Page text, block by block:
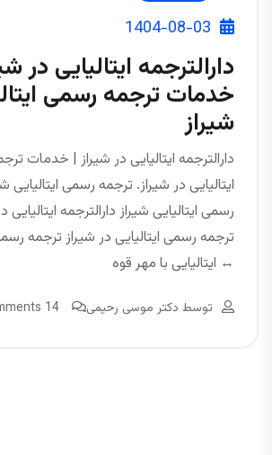
1404-08-03
دارالترجمه ایتالیایی در
خدمات ترجمه رسمی
شیراز
دارالترجمه ایتالیایی در شیراز | خدمات
ایتالیایی در شیراز. ترجمه رسمی ایتالیایی
رسمی ایتالیایی شیراز دارالترجمه
ترجمه رسمی ایتالیایی در شیراز ترجمه
↔ ایتالیایی با مهر قوه
توسط دکتر موسی رحیمی 14 Comments